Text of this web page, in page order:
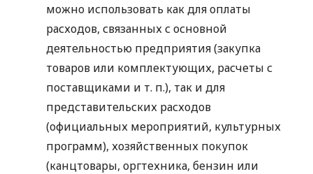
можно использовать как для оплаты
расходов, связанных с основной
деятельностью предприятия (закупка
товаров или комплектующих, расчеты с
поставщиками и т. п.), так и для
представительских расходов
(официальных мероприятий, культурных
программ), хозяйственных покупок
(канцтовары, оргтехника, бензин или